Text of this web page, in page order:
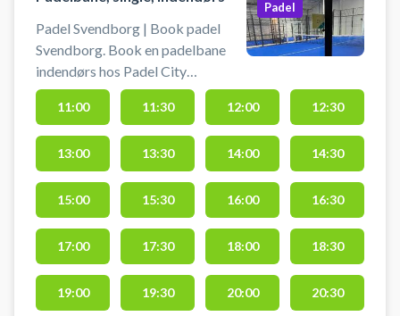
Padel Svendborg | Book padel
Svendborg. Book en padelbane
indendørs hos Padel City
Svendborg og spil padel på en
singlebane til 2 personer. Padel
City's padelcenter er beliggende
omklædning, bats kan lejes og
bolde kan købes i padelcenteret.
Medbring indendørssko.
Derudover byder Padel City
Svendborg på gratis parkering.
Ønsker du i stedet en doublebane
finder du 5 doublebaner i dette
Padel
11:00 11:30 12:00 12:30
13:00 13:30 14:00 14:30
15:00 15:30 16:00 16:30
17:00 17:30 18:00 18:30
19:00 19:30 20:00 20:30